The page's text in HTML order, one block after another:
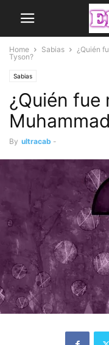
Home Sabias
¿Quién
Tyson?
Sabias
¿Quién fue
By ultracab -